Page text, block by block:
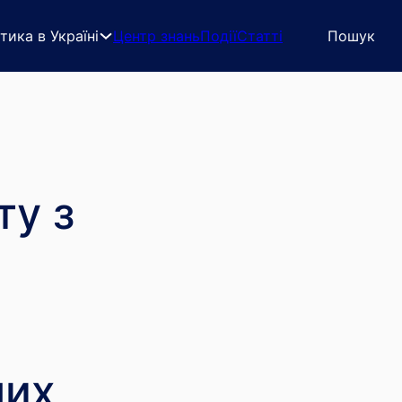
в Україні Центр знаньПодіїСтатті Пошук
з